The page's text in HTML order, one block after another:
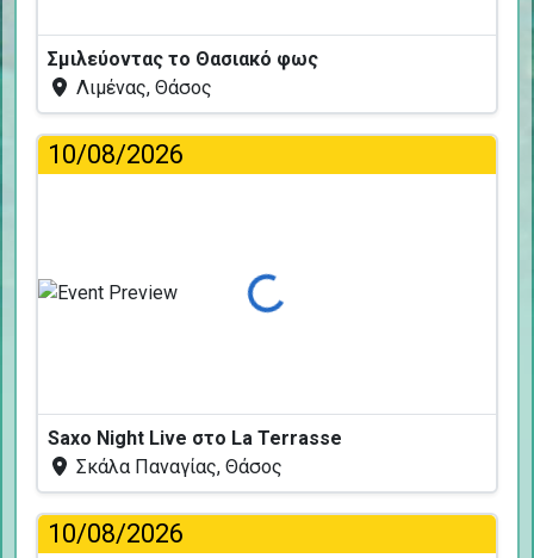
Σμιλεύοντας το Θασιακό φως
Λιμένας, Θάσος
10/08/2026
Φόρτωση...
Saxo Night Live στο La Terrasse
Σκάλα Παναγίας, Θάσος
10/08/2026